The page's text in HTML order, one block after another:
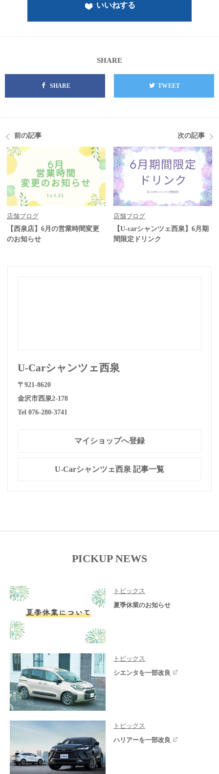
いいねする
SHARE
SHARE TWEET
前の記事
店舗ブログ
【西泉店】6月の営業時間変更
のお知らせ
次の記事
店舗ブログ
【U-carシャンツェ西泉】6月期
間限定ドリンク
U-Carシャンツェ西泉
〒921-8620
金沢市西泉2-178
Tel 076-280-3741
マイショップへ登録
U-Carシャンツェ西泉 記事一覧
PICKUP NEWS
トピックス
夏季休業のお知らせ
トピックス
シエンタを一部改良
トピックス
ハリアーを一部改良